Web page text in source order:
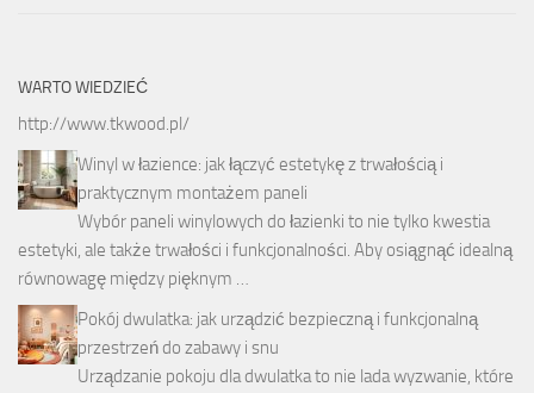
WARTO WIEDZIEĆ
http://www.tkwood.pl/
Winyl w łazience: jak łączyć estetykę z trwałością i
praktycznym montażem paneli
Wybór paneli winylowych do łazienki to nie tylko kwestia
estetyki, ale także trwałości i funkcjonalności. Aby osiągnąć idealną
równowagę między pięknym …
Pokój dwulatka: jak urządzić bezpieczną i funkcjonalną
przestrzeń do zabawy i snu
Urządzanie pokoju dla dwulatka to nie lada wyzwanie, które